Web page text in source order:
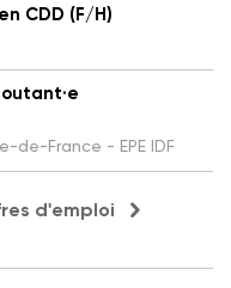
CDD (F/H)
de-France - EPE IDF
d'emploi